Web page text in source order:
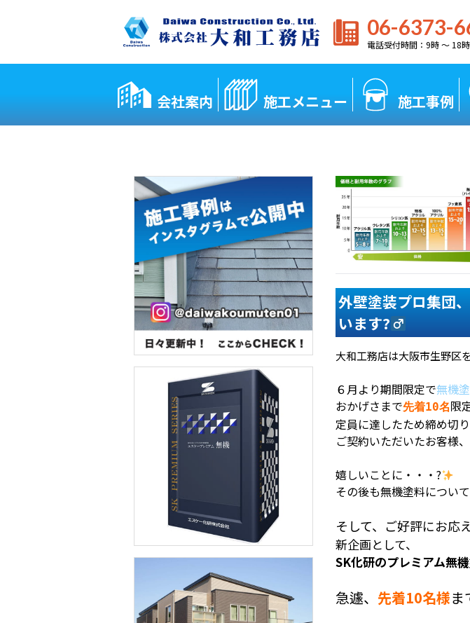
06-6373-
電話受付時間：9時 〜 18時
会社案内 施工メニュー 施工事例
外壁塗装プロ集団
います?‍
大和工務店は大阪市生野区
６月より期間限定で無機
おかげさまで先着10名限
定員に達したため締め切
ご契約いただいたお客様
嬉しいことに・・・?
その後も無機塗料につい
そして、ご好評にお応
新企画として、
SK化研のプレミアム無
急遽、 先着10名様